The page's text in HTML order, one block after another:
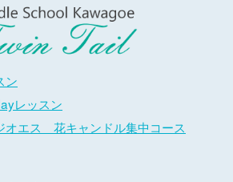
ン
レッスン
オエス 花キャンドル集中コース